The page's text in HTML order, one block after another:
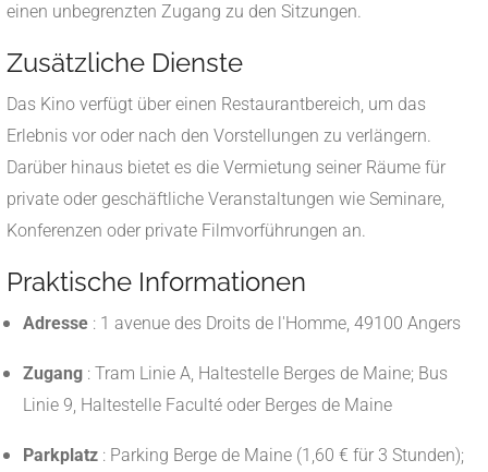
einen unbegrenzten Zugang zu den Sitzungen.
Zusätzliche Dienste
Das Kino verfügt über einen Restaurantbereich, um das
Erlebnis vor oder nach den Vorstellungen zu verlängern.
Darüber hinaus bietet es die Vermietung seiner Räume für
private oder geschäftliche Veranstaltungen wie Seminare,
Konferenzen oder private Filmvorführungen an.
Praktische Informationen
Adresse : 1 avenue des Droits de l'Homme, 49100 Angers
Zugang : Tram Linie A, Haltestelle Berges de Maine; Bus
Linie 9, Haltestelle Faculté oder Berges de Maine
Parkplatz : Parking Berge de Maine (1,60 € für 3 Stunden);